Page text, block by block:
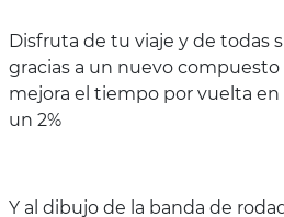
Disfruta de tu viaje y de todas
gracias a un nuevo
mejora el tiempo por vuelta
un 2%
Y al dibujo de la banda de